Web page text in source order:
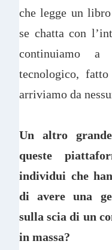
che legge un
se chatta con
continuiamo a
tecnologico,
arriviamo da
Un altro
queste
individui che
di avere una
sulla scia di un
in massa?